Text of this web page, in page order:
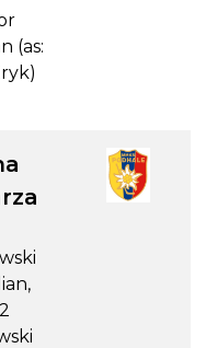
(as: